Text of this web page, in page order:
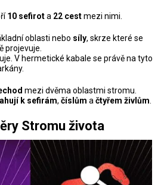
10 sefirota 22 cestmezi nimi.
oblasti nebo síly, skrze které se
projevuje.
V hermetické kabale se právě na tyto
mezi dvěma oblastmi stromu.
k sefirám, číslům a čtyřem živlům
Stromu života